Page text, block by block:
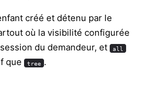
créé et détenu par le
où la visibilité configurée
du demandeur, et
all
que tree .